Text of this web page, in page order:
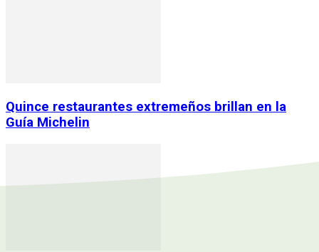
Quince restaurantes extremeños brillan en la
Guía Michelin